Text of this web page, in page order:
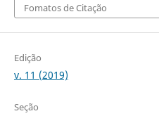
Fomatos de Citação
Edição
v. 11 (2019)
Seção